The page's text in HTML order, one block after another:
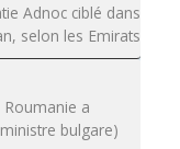
Adnoc ciblé dans
selon les Emirats
a
bulgare)